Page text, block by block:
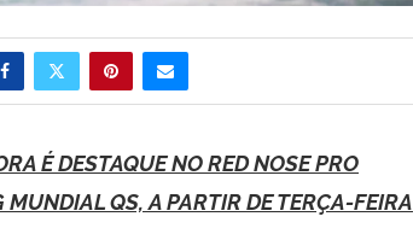
É DESTAQUE NO RED NOSE PRO
QS, A PARTIR DE TERÇA-FEIRA